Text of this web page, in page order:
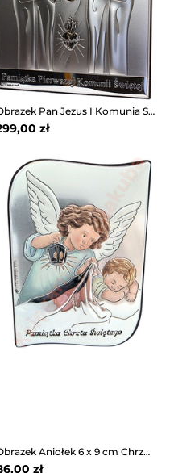
Obrazek Pan Jezus I Komunia Św 6718/3
zł
Obrazek Aniołek 6 x 9 cm Chrzest Św. 6784S/2COL
zł